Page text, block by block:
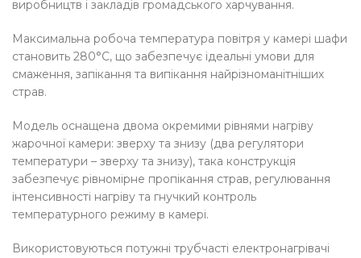
виробництв і закладів громадського харчування.
Максимальна робоча температура повітря у камері шафи
становить 280°С, що забезпечує ідеальні умови для
смаження, запікання та випікання найрізноманітніших
страв.
Модель оснащена двома окремими рівнями нагріву
жарочної камери: зверху та знизу (два регулятори
температури – зверху та знизу), така конструкція
забезпечує рівномірне пропікання страв, регулювання
інтенсивності нагріву та гнучкий контроль
температурного режиму в камері.
Використовуються потужні трубчасті електронагрівачі